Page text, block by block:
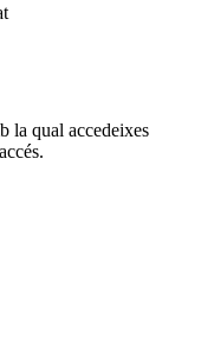
la qual accedeixes